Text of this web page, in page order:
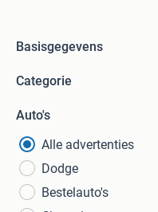
Basisgegevens
Categorie
Auto's
Alle advertenties
Dodge
Bestelauto's